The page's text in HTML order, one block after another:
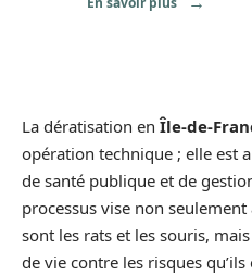
La dératisation en Île-de-
opération technique ; elle est
de santé publique et de
processus vise non
sont les rats et les souris,
de vie contre les risques